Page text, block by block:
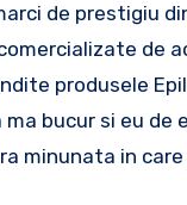
de prestigiu
de
produsele
bucur si eu de
minunata in